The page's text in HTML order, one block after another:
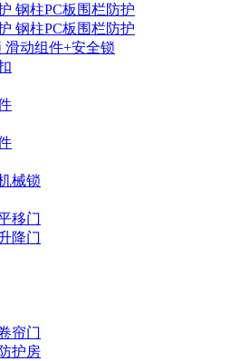
钢柱PC板围栏防护
钢柱PC板围栏防护
滑动组件+安全锁
械锁
移门
降门
帘门
护房